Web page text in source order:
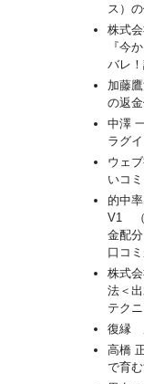
ス）
株式
『今
バレ
加藤
の返
中澤
ラグ
ウェ
いコ
的中
V1 （
金配
口コ
株式
法＜
テク
復縁
高橋
で育